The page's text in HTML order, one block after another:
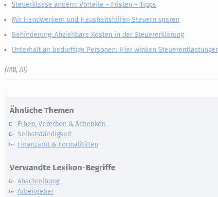
Steuerklasse ändern: Vorteile – Fristen – Tipps
Mit Handwerkern und Haushaltshilfen Steuern sparen
Behinderung: Abziehbare Kosten in der Steuererklärung
Unterhalt an bedürftige Personen: Hier winken
(MB, AI)
Ähnliche Themen
Erben, Vererben & Schenken
Selbstständigkeit
Finanzamt & Formalitäten
Verwandte Lexikon-Begriffe
Abschreibung
Arbeitgeber